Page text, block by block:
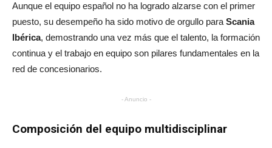
Aunque el equipo español no ha logrado alzarse con el primer
puesto, su desempeño ha sido motivo de orgullo para Scania
Ibérica, demostrando una vez más que el talento, la formación
continua y el trabajo en equipo son pilares fundamentales en la
red de concesionarios.
- Anuncio -
Composición del equipo multidisciplinar